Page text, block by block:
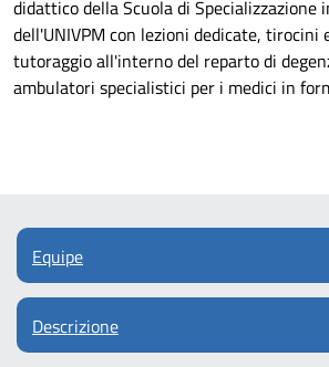
didattico della Scuola di Specializzazione
dell'UNIVPM con lezioni dedicate, tirocini
tutoraggio all'interno del reparto di
ambulatori specialistici per i medici in
Equipe
Descrizione